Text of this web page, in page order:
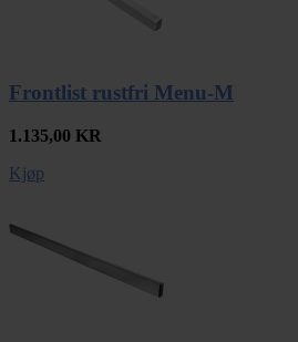
Frontlist rustfri Menu-M
1.135,00 KR
Kjøp